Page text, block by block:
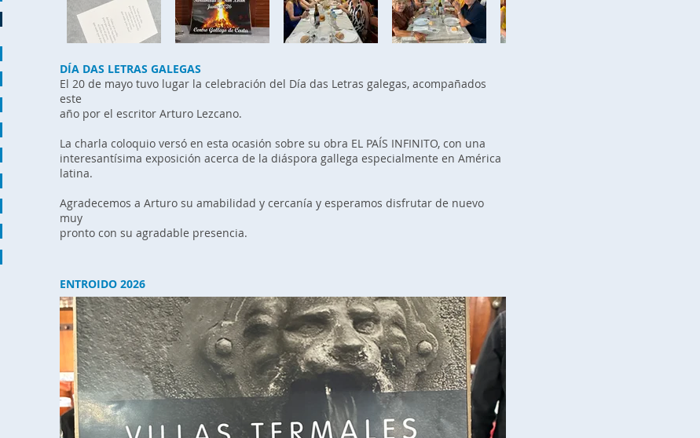
DÍA DAS LETRAS GALEGAS
El 20 de mayo tuvo lugar la celebración del Día das Letras galegas, acompañados
este
año por el escritor Arturo Lezcano.
La charla coloquio versó en esta ocasión sobre su obra EL PAÍS INFINITO, con una
interesantísima exposición acerca de la diáspora gallega especialmente en América
latina.
Agradecemos a Arturo su amabilidad y cercanía y esperamos disfrutar de nuevo
muy
pronto con su agradable presencia.
ENTROIDO 2026